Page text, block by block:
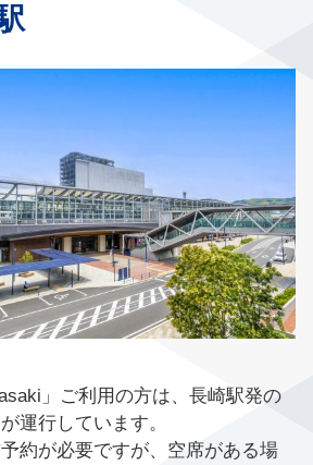
」ご利用の方は、長崎駅発の
運行しています。
約が必要ですが、空席がある場